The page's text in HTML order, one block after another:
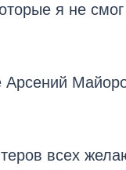
я не
всех